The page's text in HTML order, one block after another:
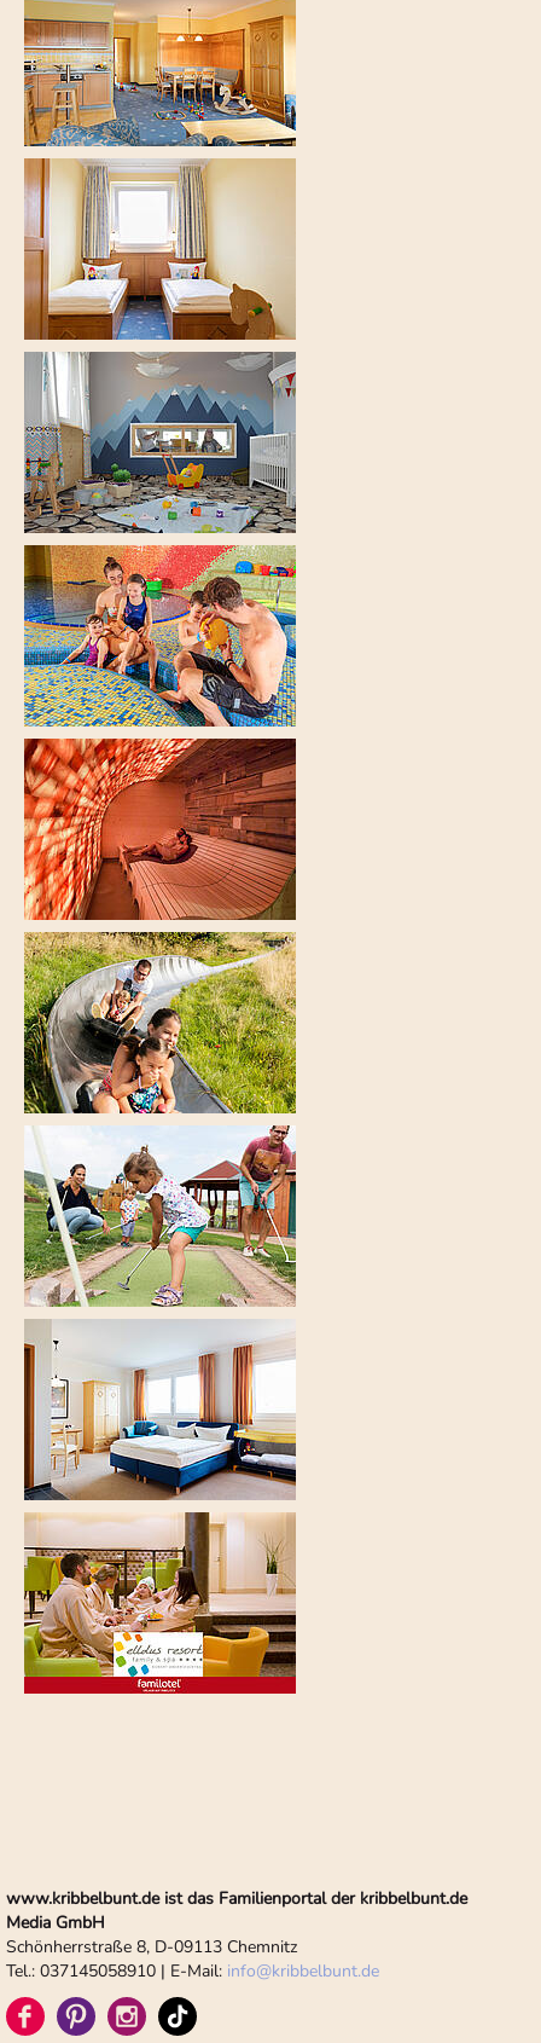
www.kribbelbunt.de ist das Familienportal der kribbelbunt.de
Media GmbH
Schönherrstraße 8, D-09113 Chemnitz
Tel.: 037145058910 | E-Mail: info@kribbelbunt.de